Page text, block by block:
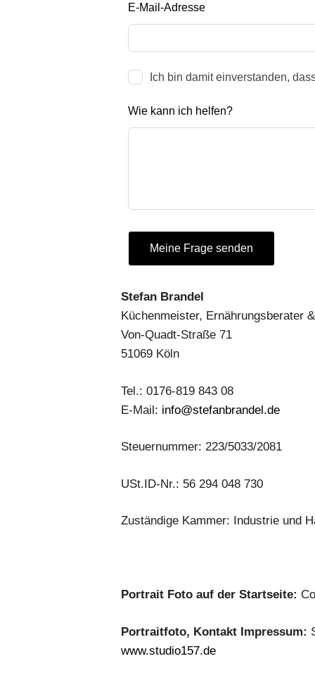
E-Mail-Adresse
Ich bin damit einverstanden,
Wie kann ich helfen?
Meine Frage senden
Stefan Brandel
Küchenmeister, Ernährungsberater
Von-Quadt-Straße 71
51069 Köln
Tel.: 0176-819 843 08
E-Mail: info@stefanbrandel.de
Steuernummer: 223/5033/2081
USt.ID-Nr.: 56 294 048 730
Zuständige Kammer: Industrie und
Portrait Foto auf der Startseite:
Portraitfoto, Kontakt Impressum:
www.studio157.de